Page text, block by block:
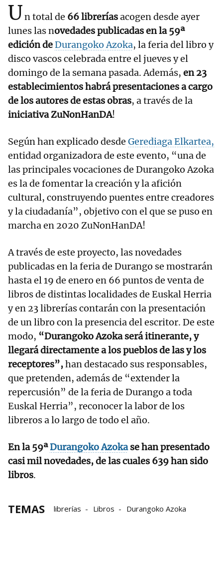
Un total de 66 libreríasacogen desde ayer
lunes las novedades publicadas en la 59ª
edición deDurangoko Azoka, la feria del libro y
disco vascos celebrada entre el jueves y el
domingo de la semana pasada. Además, en 23
establecimientos habrá presentaciones a cargo
de los autores de estas obras, a través de la
iniciativa ZuNonHanDA!
Según han explicado desde Gerediaga Elkartea,
entidad organizadora de este evento, “una de
las principales vocaciones de Durangoko Azoka
es la de fomentar la creación y la afición
cultural, construyendo puentes entre creadores
y la ciudadanía”, objetivo con el que se puso en
marcha en 2020 ZuNonHanDA!
A través de este proyecto, las novedades
publicadas en la feria de Durango se mostrarán
hasta el 19 de enero en 66 puntos de venta de
libros de distintas localidades de Euskal Herria
y en 23 librerías contarán con la presentación
de un libro con la presencia del escritor. De este
modo, “Durangoko Azoka será itinerante, y
llegará directamente a los pueblos de las y los
receptores”,han destacado sus responsables,
que pretenden, además de “extender la
repercusión” de la feria de Durango a toda
Euskal Herria”, reconocer la labor de los
libreros a lo largo de todo el año.
En la 59ªDurangoko Azokase han presentado
casi mil novedades, de las cuales 639 han sido
libros.
TEMAS librerías Libros Durangoko Azoka